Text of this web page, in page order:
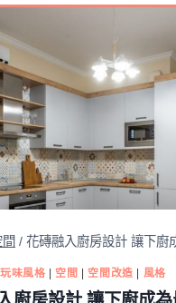
/ 花磚融入廚房設計 讓下廚
玩味風格 空間 空間改造 風格